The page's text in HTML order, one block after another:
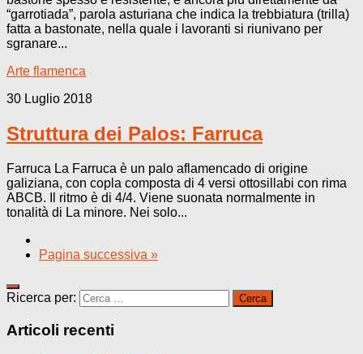
“garrotiada”, parola asturiana che indica la trebbiatura (trilla)
fatta a bastonate, nella quale i lavoranti si riunivano per
sgranare...
Arte flamenca
30 Luglio 2018
Struttura dei Palos: Farruca
Farruca La Farruca è un palo aflamencado di origine
galiziana, con copla composta di 4 versi ottosillabi con rima
ABCB. Il ritmo è di 4/4. Viene suonata normalmente in
tonalità di La minore. Nei solo...
Pagina successiva »
Ricerca per:
Articoli recenti